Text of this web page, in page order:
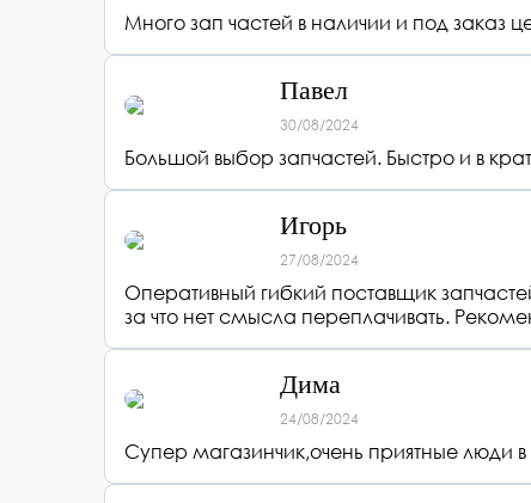
Много зап частей в наличии и под
Павел
30/08/2024
Большой выбор запчастей. Быстро и в
Игорь
27/08/2024
Оперативный гибкий поставщик
за что нет смысла переплачивать.
Дима
24/08/2024
Супер магазинчик,очень приятные люди